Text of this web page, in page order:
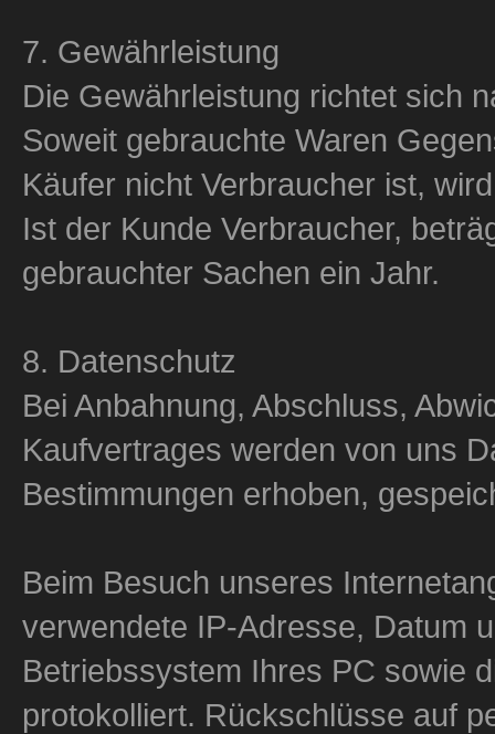
7. Gewährleistung
Die Gewährleistung richtet sich
Soweit gebrauchte Waren
Käufer nicht Verbraucher ist,
Ist der Kunde Verbraucher,
gebrauchter Sachen ein Jahr.
8. Datenschutz
Bei Anbahnung, Abschluss,
Kaufvertrages werden von uns
Bestimmungen erhoben,
Beim Besuch unseres
verwendete IP-Adresse, Datum
Betriebssystem Ihres PC sowie
protokolliert. Rückschlüsse auf